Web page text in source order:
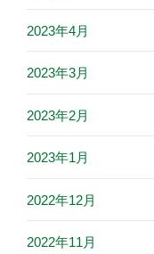
2023年4月
2023年3月
2023年2月
2023年1月
2022年12月
2022年11月